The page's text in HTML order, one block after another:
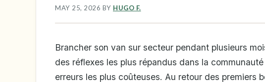
MAY 25, 2026 BY HUGO F.
Brancher son van sur secteur pendant plusieurs
des réflexes les plus répandus dans la
erreurs les plus coûteuses. Au retour des premiers